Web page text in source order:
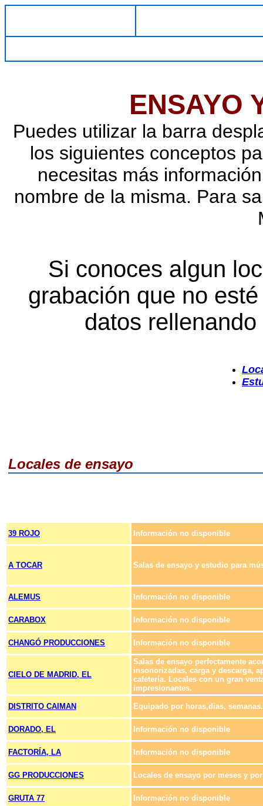
ENSAYO
Puedes utilizar la barra
los siguientes conceptos
necesitas más
nombre de la misma. Para
Si conoces algun
grabación que no
datos
Locales de ensayo
39 ROJO Información no disponible
A TOCAR Salas de ensayo y estudio para
ALEMUS Información no disponible
CARABOX Información no disponible
CHANGÓ PRODUCCIONES Información no disponible
CIELO DE MADRID, EL
Salas de ensayo perfectamente
insonorizadas, carga y descarga,
cafetería. Locales con un gran
impresionantes.
DISTRITO CAIMAN Equipado por horas,dias,
DORADO, EL Información no disponible
FACTORÍA, LA Información no disponible
GG PRODUCCIONES Locales de ensayo por meses y
GRUTA 77 Información no disponible